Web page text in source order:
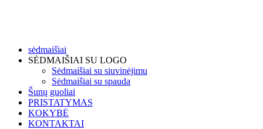
sėdmaišiai
SĖDMAIŠIAI SU LOGO
Sėdmaišiai su siuvinėjimu
Sėdmaišiai su spauda
Šunų guoliai
PRISTATYMAS
KOKYBĖ
KONTAKTAI